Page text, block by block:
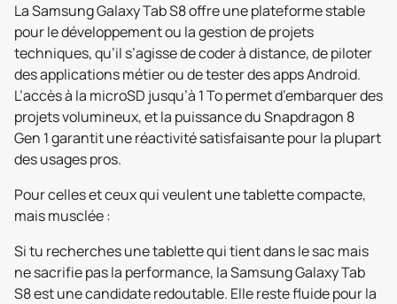
La Samsung Galaxy Tab S8 offre une plateforme stable
pour le développement ou la gestion de projets
techniques, qu’il s’agisse de coder à distance, de piloter
des applications métier ou de tester des apps Android.
L’accès à la microSD jusqu’à 1 To permet d’embarquer des
projets volumineux, et la puissance du Snapdragon 8
Gen 1 garantit une réactivité satisfaisante pour la plupart
des usages pros.
Pour celles et ceux qui veulent une tablette compacte,
mais musclée :
Si tu recherches une tablette qui tient dans le sac mais
ne sacrifie pas la performance, la Samsung Galaxy Tab
S8 est une candidate redoutable. Elle reste fluide pour la